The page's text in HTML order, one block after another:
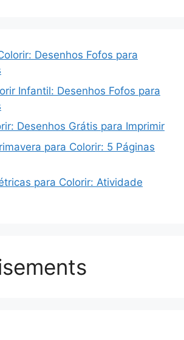
Desenhos Fofos para
Infantil: Desenhos Fofos para
Desenhos Grátis para Imprimir
para Colorir: 5 Páginas
para Colorir: Atividade